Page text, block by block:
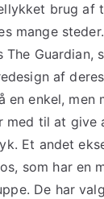
brug af
mange
The Guardian,
af
en enkel, men
med til at give
Et andet
som har en
De har